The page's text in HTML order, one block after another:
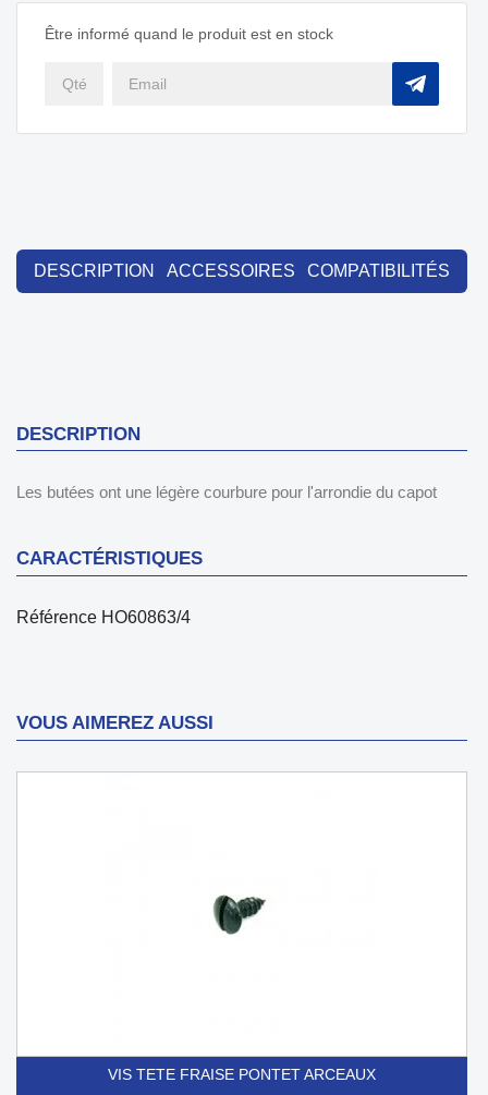
Être informé quand le produit est en stock
DESCRIPTION ACCESSOIRES COMPATIBILITÉS
DESCRIPTION
Les butées ont une légère courbure pour l'arrondie du capot
CARACTÉRISTIQUES
Référence HO60863/4
VOUS AIMEREZ AUSSI
VIS TETE FRAISE PONTET ARCEAUX